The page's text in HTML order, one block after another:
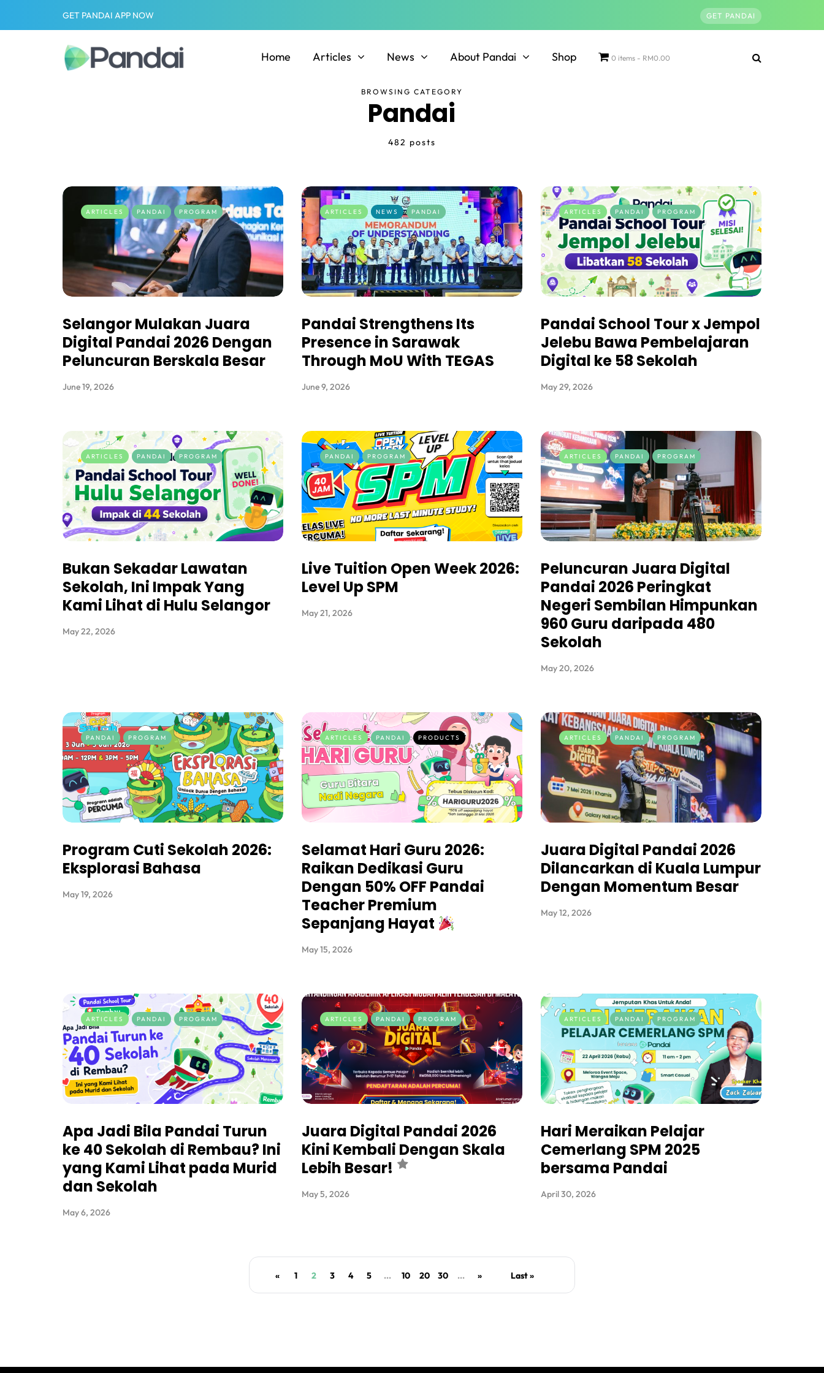
GET PANDAI APP NOW GET PANDAI
Home Articles News About Pandai Shop 0 items RM0.00
BROWSING CATEGORY
Pandai
482 posts
ARTICLES PANDAI PROGRAM
Selangor Mulakan Juara
Digital Pandai 2026 Dengan
Peluncuran Berskala Besar
June 19, 2026
ARTICLES NEWS PANDAI
Pandai Strengthens Its
Presence in Sarawak
Through MoU With TEGAS
June 9, 2026
ARTICLES PANDAI PROGRAM
Pandai School Tour x Jempol
Jelebu Bawa Pembelajaran
Digital ke 58 Sekolah
May 29, 2026
ARTICLES PANDAI PROGRAM
Bukan Sekadar Lawatan
Sekolah, Ini Impak Yang
Kami Lihat di Hulu Selangor
May 22, 2026
PANDAI PROGRAM
Live Tuition Open Week 2026:
Level Up SPM
May 21, 2026
ARTICLES PANDAI PROGRAM
Peluncuran Juara Digital
Pandai 2026 Peringkat
Negeri Sembilan Himpunkan
960 Guru daripada 480
Sekolah
May 20, 2026
PANDAI PROGRAM
Program Cuti Sekolah 2026:
Eksplorasi Bahasa
May 19, 2026
ARTICLES PANDAI PRODUCTS
Selamat Hari Guru 2026:
Raikan Dedikasi Guru
Dengan 50% OFF Pandai
Teacher Premium
Sepanjang Hayat
May 15, 2026
ARTICLES PANDAI PROGRAM
Juara Digital Pandai 2026
Dilancarkan di Kuala Lumpur
Dengan Momentum Besar
May 12, 2026
ARTICLES PANDAI PROGRAM
Apa Jadi Bila Pandai Turun
ke 40 Sekolah di Rembau? Ini
yang Kami Lihat pada Murid
dan Sekolah
May 6, 2026
ARTICLES PANDAI PROGRAM
Juara Digital Pandai 2026
Kini Kembali Dengan Skala
Lebih Besar!
May 5, 2026
ARTICLES PANDAI PROGRAM
Hari Meraikan Pelajar
Cemerlang SPM 2025
bersama Pandai
April 30, 2026
« 1 2 3 4 5 ... 10 20 30 ... » Last »